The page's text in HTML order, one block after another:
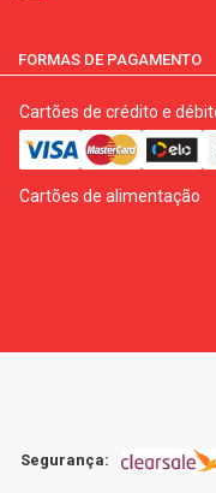
FORMAS DE PAGAMENTO
Cartões de crédito e
Cartões de alimentação
Segurança: